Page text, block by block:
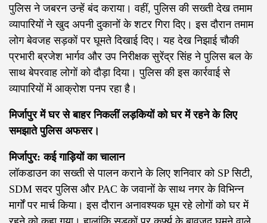
पुलिस ने जबरन उन्हें बंद कराया। वहीं, पुलिस की सख्ती देख तमाम
व्यापारियों ने खुद अपनी दुकानों के शटर गिरा दिए। इस दौरान तमाम
लोग बेवजह सड़कों पर घूमते दिखाई दिए। यह देख निझाई चौकी
प्रभारी ब्रजेश भार्गव और उप निरीक्षक सुरेंद्र सिंह ने पुलिस बल के
साथ बेपरवाह लोगों को दौड़ा दिया। पुलिस की इस कार्रवाई से
व्यापारियों में आक्रोश पनप रहा है।
मिर्जापुर में घर से बाहर निकलीं लड़कियों को घर में रहने के लिए
समझाते पुलिस अफसर।
मिर्जापुर: कई गाड़ियों का चालान
लॉकडाउन का सख्ती से पालन कराने के लिए शनिवार को SP सिटी,
SDM सदर पुलिस और PAC के जवानों के साथ नगर के विभिन्न
मार्गों पर मार्च किया। इस दौरान अनावश्यक घूम रहे लोगों को घर में